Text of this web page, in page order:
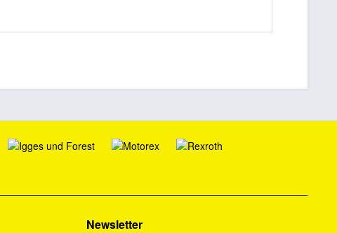
Newsletter